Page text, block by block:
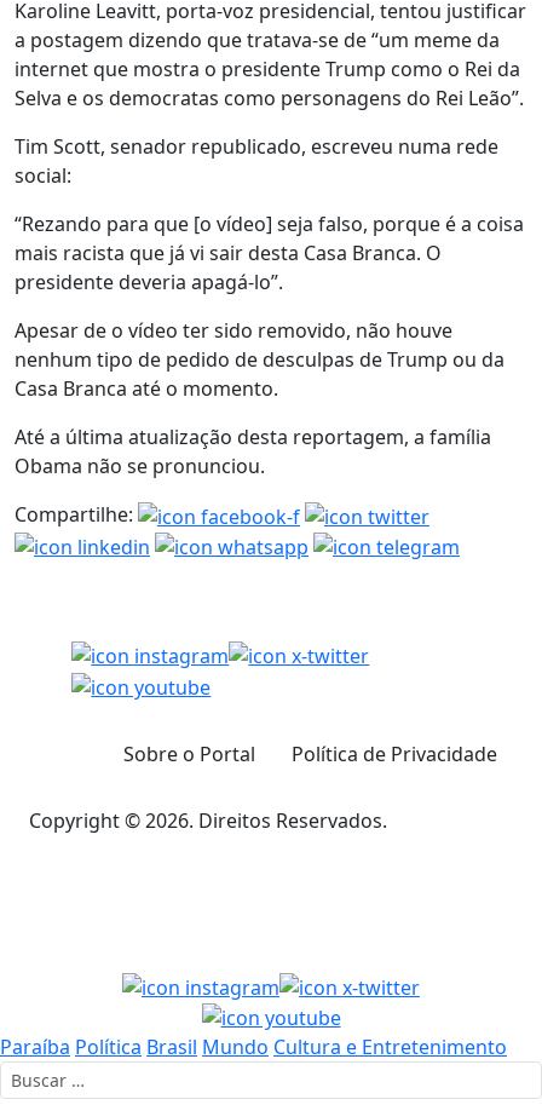
Karoline Leavitt, porta-voz presidencial, tentou justificar
a postagem dizendo que tratava-se de “um meme da
internet que mostra o presidente Trump como o Rei da
Selva e os democratas como personagens do Rei Leão”.
Tim Scott, senador republicado, escreveu numa rede
social:
“Rezando para que [o vídeo] seja falso, porque é a coisa
mais racista que já vi sair desta Casa Branca. O
presidente deveria apagá-lo”.
Apesar de o vídeo ter sido removido, não houve
nenhum tipo de pedido de desculpas de Trump ou da
Casa Branca até o momento.
Até a última atualização desta reportagem, a família
Obama não se pronunciou.
Compartilhe:
Sobre o Portal Política de Privacidade
Copyright © 2026. Direitos Reservados.
Paraíba Política Brasil Mundo Cultura e Entretenimento
Buscar por: